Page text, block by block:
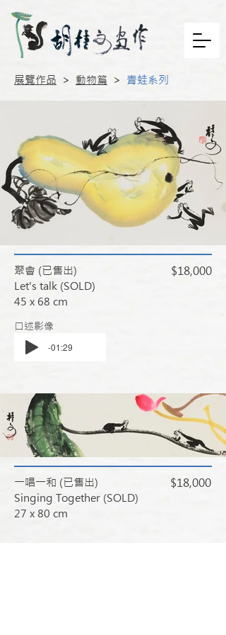
聚會 (已售出)
Let's talk (SOLD)
45 x 68 cm
一唱一和 (已售出)
Singing Together (SOLD)
27 x 80 cm
展覽作品 > 動物篇 > 青蛙系列
$18,000
$18,000
-01:29
​口述影像